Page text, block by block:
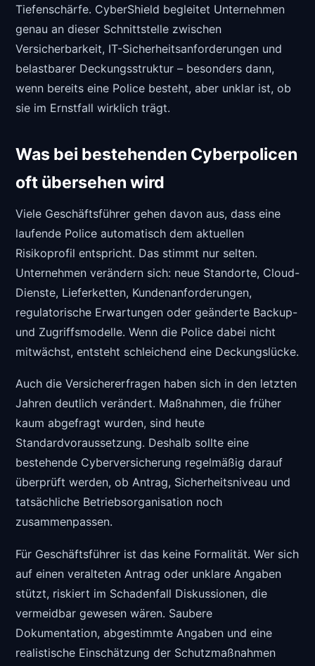
Tiefenschärfe. CyberShield begleitet Unternehmen
genau an dieser Schnittstelle zwischen
Versicherbarkeit, IT-Sicherheitsanforderungen und
belastbarer Deckungsstruktur – besonders dann,
wenn bereits eine Police besteht, aber unklar ist, ob
sie im Ernstfall wirklich trägt.
Was bei bestehenden Cyberpolicen
oft übersehen wird
Viele Geschäftsführer gehen davon aus, dass eine
laufende Police automatisch dem aktuellen
Risikoprofil entspricht. Das stimmt nur selten.
Unternehmen verändern sich: neue Standorte, Cloud-
Dienste, Lieferketten, Kundenanforderungen,
regulatorische Erwartungen oder geänderte Backup-
und Zugriffsmodelle. Wenn die Police dabei nicht
mitwächst, entsteht schleichend eine Deckungslücke.
Auch die Versichererfragen haben sich in den letzten
Jahren deutlich verändert. Maßnahmen, die früher
kaum abgefragt wurden, sind heute
Standardvoraussetzung. Deshalb sollte eine
bestehende Cyberversicherung regelmäßig darauf
überprüft werden, ob Antrag, Sicherheitsniveau und
tatsächliche Betriebsorganisation noch
zusammenpassen.
Für Geschäftsführer ist das keine Formalität. Wer sich
auf einen veralteten Antrag oder unklare Angaben
stützt, riskiert im Schadenfall Diskussionen, die
vermeidbar gewesen wären. Saubere
Dokumentation, abgestimmte Angaben und eine
realistische Einschätzung der Schutzmaßnahmen